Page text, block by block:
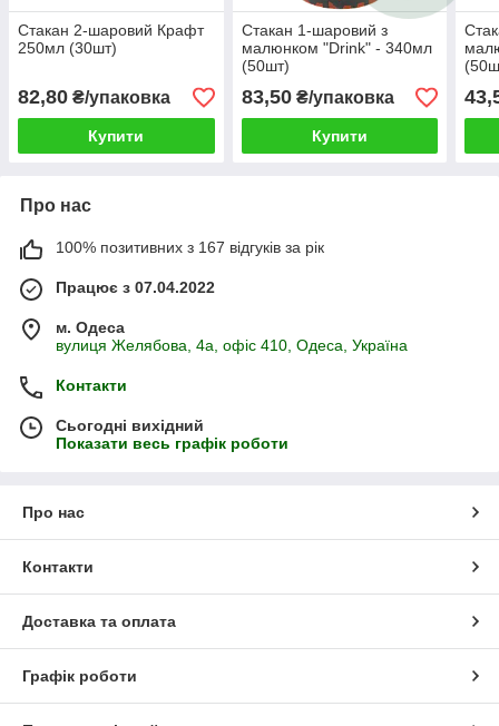
Стакан 2-шаровий Крафт
250мл (30шт)
82,80 ₴/упаковка
Купити
Стакан 1-шаровий з
малюнком "Drink" - 340мл
(50шт)
83,50₴/упаковка
Купити
Про нас
100% позитивних з 167 відгуків за рік
Працює з 07.04.2022
м. Одеса
вулиця Желябова, 4а, офіс 410, Одеса, Україна
Контакти
Сьогодні вихідний
Показати весь графік роботи
Про нас
Контакти
Доставка та оплата
Графік роботи